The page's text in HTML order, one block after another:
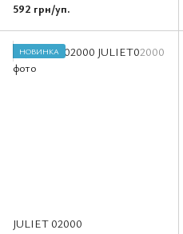
592 грн/уп.
НОВИНКА
JULIET 02000